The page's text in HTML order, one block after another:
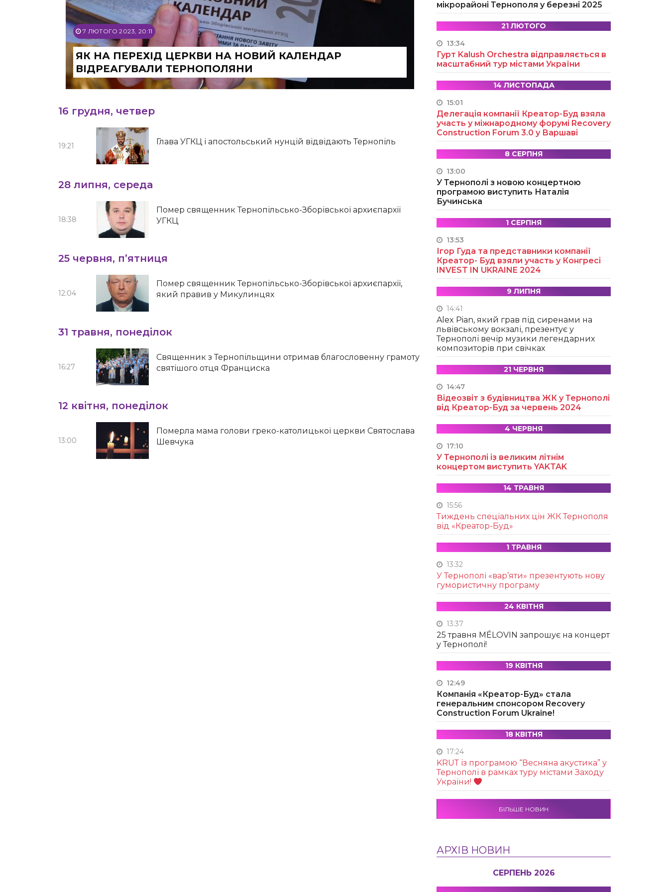
7 ЛЮТОГО 2023, 20:11
ЯК НА ПЕРЕХІД ЦЕРКВИ НА НОВИЙ КАЛЕНДАР
ВІДРЕАГУВАЛИ ТЕРНОПОЛЯНИ
16 грудня, четвер
19:21 Глава УГКЦ і апостольський нунцій відвідають Тернопіль
28 липня, середа
18:38
Помер священник Тернопільсько-Зборівської архиєпархії
УГКЦ
25 червня, п’ятниця
12:04
Помер священник Тернопільсько-Зборівської архиєпархії,
який правив у Микулинцях
31 травня, понеділок
16:27
Священник з Тернопільщини отримав благословенну грамоту
святішого отця Франциска
12 квітня, понеділок
13:00
Померла мама голови греко-католицької церкви Святослава
Шевчука
мікрорайоні Тернополя у березні 2025
21 ЛЮТОГО
13:34
Гурт Kalush Orchestra відправляється в
масштабний тур містами України
14 ЛИСТОПАДА
15:01
Делегація компанії Креатор-Буд взяла
участь у міжнародному форумі Recovery
Construction Forum 3.0 у Варшаві
8 СЕРПНЯ
13:00
У Тернополі з новою концертною
програмою виступить Наталія
Бучинська
1 СЕРПНЯ
13:53
Ігор Гуда та представники компанії
Креатор- Буд взяли участь у Конгресі
INVEST IN UKRAINE 2024
9 ЛИПНЯ
14:41
Alex Pian, який грав під сиренами на
львівському вокзалі, презентує у
Тернополі вечір музики легендарних
композиторів при свічках
21 ЧЕРВНЯ
14:47
Відеозвіт з будівництва ЖК у Тернополі
від Креатор-Буд за червень 2024
4 ЧЕРВНЯ
17:10
У Тернополі із великим літнім
концертом виступить YAKTAK
14 ТРАВНЯ
15:56
Тиждень спеціальних цін ЖК Тернополя
від «Креатор-Буд»
1 ТРАВНЯ
13:32
У Тернополі «вар’яти» презентують нову
гумористичну програму
24 КВІТНЯ
13:37
25 травня MÉLOVIN запрошує на концерт
у Тернополі!
19 КВІТНЯ
12:49
Компанія «Креатор-Буд» стала
генеральним спонсором Recovery
Construction Forum Ukraine!
18 КВІТНЯ
17:24
KRUТ із програмою “Весняна акустика” у
Тернополі в рамках туру містами Заходу
України!
БІЛЬШЕ НОВИН
АРХІВ НОВИН
СЕРПЕНЬ 2026